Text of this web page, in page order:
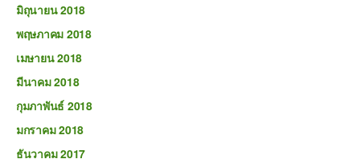
มิถุนายน 2018
พฤษภาคม 2018
เมษายน 2018
มีนาคม 2018
กุมภาพันธ์ 2018
มกราคม 2018
ธันวาคม 2017